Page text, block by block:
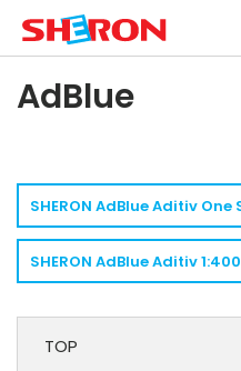
AdBlue
TOP
SHERON AdBlue Aditiv One
SHERON AdBlue Aditiv 1:400